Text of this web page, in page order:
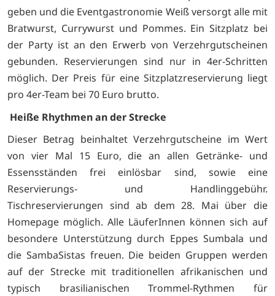
geben und die Eventgastronomie Weiß versorgt alle mit
Bratwurst, Currywurst und Pommes. Ein Sitzplatz bei
der Party ist an den Erwerb von Verzehrgutscheinen
gebunden. Reservierungen sind nur in 4er-Schritten
möglich. Der Preis für eine Sitzplatzreservierung liegt
pro 4er-Team bei 70 Euro brutto.
Heiße Rhythmen an der Strecke
Dieser Betrag beinhaltet Verzehrgutscheine im Wert
von vier Mal 15 Euro, die an allen Getränke- und
Essensständen frei einlösbar sind, sowie eine
Reservierungs- und Handlinggebühr.
Tischreservierungen sind ab dem 28. Mai über die
Homepage möglich. Alle LäuferInnen können sich auf
besondere Unterstützung durch Eppes Sumbala und
die SambaSistas freuen. Die beiden Gruppen werden
auf der Strecke mit traditionellen afrikanischen und
typisch brasilianischen Trommel-Rythmen für